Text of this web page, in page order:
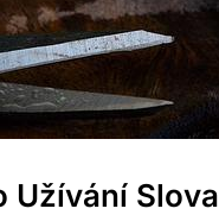
Užívání Slova